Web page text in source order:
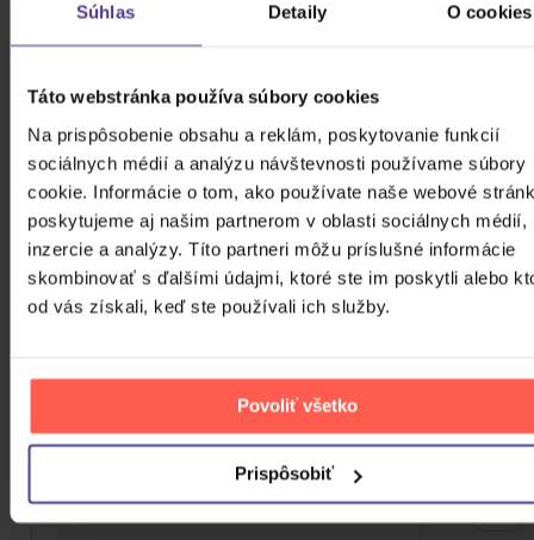
Súhlas Detaily O cookies
Táto webstránka používa súbory cookies
Na prispôsobenie obsahu a reklám, poskytovanie funkcií
sociálnych médií a analýzu návštevnosti používame súbory
cookie. Informácie o tom, ako používate naše webové
poskytujeme aj našim partnerom v oblasti sociálnych médií,
inzercie a analýzy. Títo partneri môžu príslušné informácie
skombinovať s ďalšími údajmi, ktoré ste im poskytli alebo
od vás získali, keď ste používali ich služby.
Povoliť všetko
Prispôsobiť
PODOBNÉ PRODUKTY
Do nálady sa vám možno trafia aj nasledujúce
kusovky. Mrknite na ne.